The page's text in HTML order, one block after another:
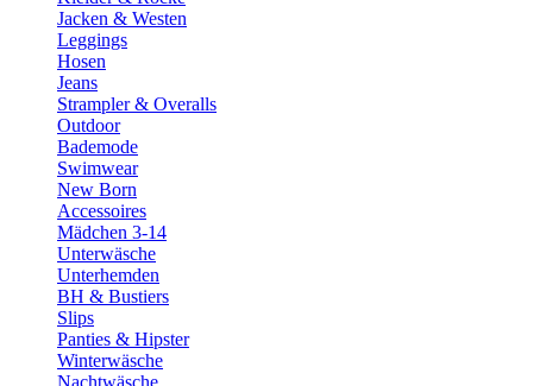
Jacken & Westen
Leggings
Hosen
Jeans
Strampler & Overalls
Outdoor
Bademode
Swimwear
New Born
Accessoires
Mädchen 3-14
Unterwäsche
Unterhemden
BH & Bustiers
Slips
Panties & Hipster
Winterwäsche
Nachtwäsche